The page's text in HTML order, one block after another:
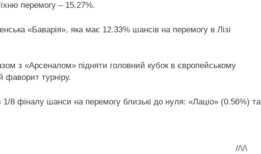
перемогу – 15.27%.
«Баварія», яка має 12.33% шансів на перемогу в Лізі
з «Арсеналом» підняти головний кубок в європейському
фаворит турніру.
8 фіналу шанси на перемогу близькі до нуля: «Лаціо» (0.56%) та